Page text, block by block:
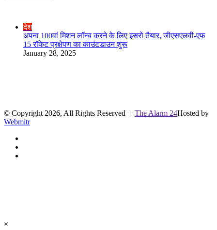
देश
अपना 100वां मिशन लॉन्च करने के लिए इसरो तैयार, जीएसएलवी-एफ
15 रॉकेट प्रक्षेपण का काउंटडाउन शुरू
January 28, 2025
© Copyright 2026, All Rights Reserved | The Alarm 24Hosted by
Webmitr
×